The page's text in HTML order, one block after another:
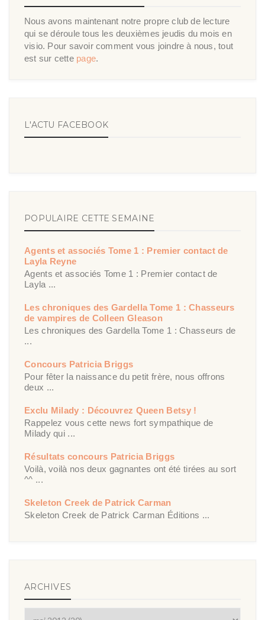
Nous avons maintenant notre propre club de lecture
qui se déroule tous les deuxièmes jeudis du mois en
visio. Pour savoir comment vous joindre à nous, tout
est sur cette page.
L'ACTU FACEBOOK
POPULAIRE CETTE SEMAINE
Agents et associés Tome 1 : Premier contact de
Layla Reyne
Agents et associés Tome 1 : Premier contact de
Layla ...
Les chroniques des Gardella Tome 1 : Chasseurs
de vampires de Colleen Gleason
Les chroniques des Gardella Tome 1 : Chasseurs de
...
Concours Patricia Briggs
Pour fêter la naissance du petit frère, nous offrons
deux ...
Exclu Milady : Découvrez Queen Betsy !
Rappelez vous cette news fort sympathique de
Milady qui ...
Résultats concours Patricia Briggs
Voilà, voilà nos deux gagnantes ont été tirées au sort
^^ ...
Skeleton Creek de Patrick Carman
Skeleton Creek de Patrick Carman Éditions ...
ARCHIVES